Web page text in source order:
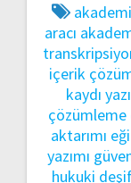
aracı
içerik
kaydı
çözümleme
aktarımı
yazımı
hukuki